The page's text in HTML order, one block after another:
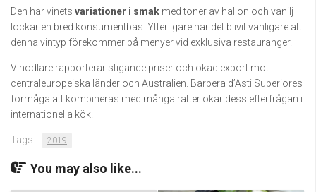
Den här vinets variationer i smak med toner av hallon och vanilj
lockar en bred konsumentbas. Ytterligare har det blivit vanligare att
denna vintyp förekommer på menyer vid exklusiva restauranger.
Vinodlare rapporterar stigande priser och ökad export mot
centraleuropeiska länder och Australien. Barbera d’Asti Superiores
förmåga att kombineras med många rätter ökar dess efterfrågan i
internationella kök.
Tags: 2019
You may also like...